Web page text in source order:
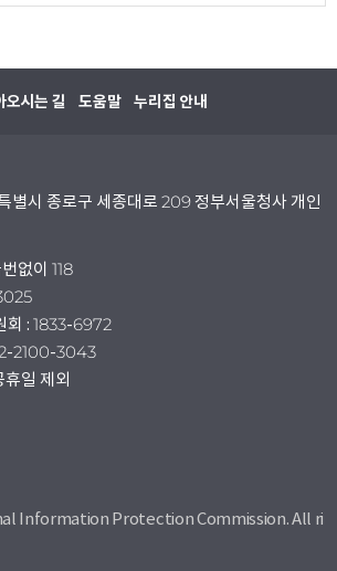
오시는 길 도움말 누리집 안내
별시 종로구 세종대로 209 정부서울청사 개인
없이 118
회 : 1833-6972
2100-3043
일 제외
Information Protection Commission. All ri